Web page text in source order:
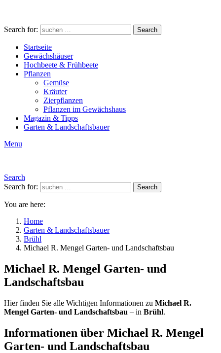
Search for: Search
Startseite
Gewächshäuser
Hochbeete & Frühbeete
Pflanzen
Gemüse
Kräuter
Zierpflanzen
Pflanzen im Gewächshaus
Magazin & Tipps
Garten & Landschaftsbauer
Menu
Search
Search for:
Search
You are here:
Home
Garten & Landschaftsbauer
Brühl
Michael R. Mengel Garten- und Landschaftsbau
Michael R. Mengel Garten- und
Landschaftsbau
Hier finden Sie alle Wichtigen Informationen zu Michael R.
Mengel Garten- und Landschaftsbau – in Brühl.
Informationen über Michael R. Mengel
Garten- und Landschaftsbau